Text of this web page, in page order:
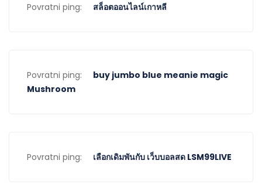
Povratni ping: สล็อตออนไลน์เกาหลี
Povratni ping:
buy jumbo blue meanie magic
Mushroom
Povratni ping: เลือกเดิมพันกับ เว็บบอลสด LSM99LIVE